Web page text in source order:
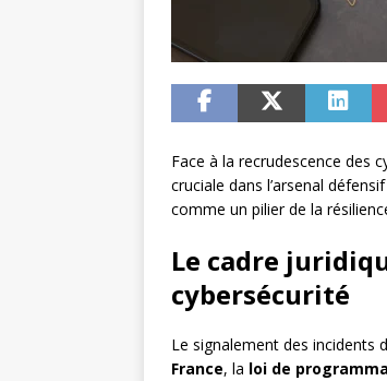
Face à la recrudescence des
cruciale dans l’arsenal
comme un pilier de la
Le cadre
cybersécurité
Le signalement des incidents
France, la loi de